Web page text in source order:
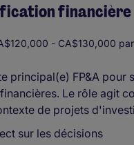
financière
- CA$130,000
principal(e) FP&A pour
Le rôle agit
de projets
sur les décisions